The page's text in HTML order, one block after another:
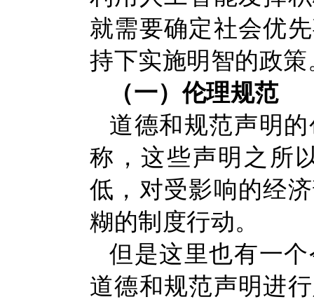
就需要确定社会优
持下实施明智的政策
（一）伦理规范
道德和规范声明
称，这些声明之所
低，对受影响的经
糊的制度行动。
但是这里也有一
道德和规范声明进